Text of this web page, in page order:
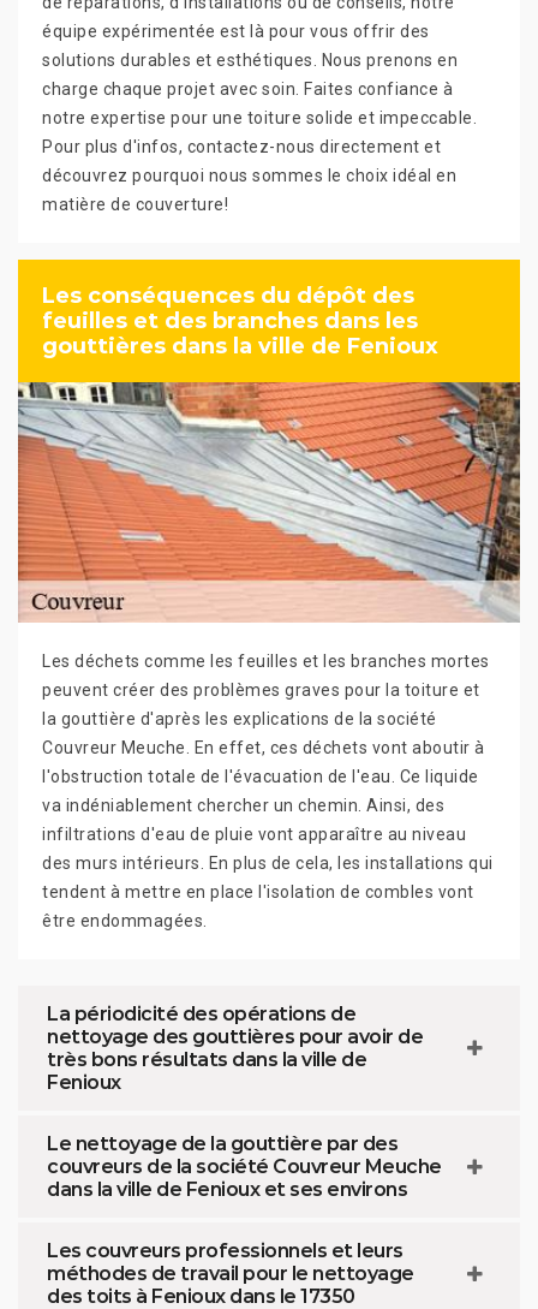
équipe expérimentée est là pour vous offrir des
solutions durables et esthétiques. Nous prenons en
charge chaque projet avec soin. Faites confiance à
notre expertise pour une toiture solide et impeccable.
Pour plus d'infos, contactez-nous directement et
découvrez pourquoi nous sommes le choix idéal en
matière de couverture!
Les conséquences du dépôt des
feuilles et des branches dans les
gouttières dans la ville de Fenioux
Les déchets comme les feuilles et les branches mortes
peuvent créer des problèmes graves pour la toiture et
la gouttière d'après les explications de la société
Couvreur Meuche. En effet, ces déchets vont aboutir à
l'obstruction totale de l'évacuation de l'eau. Ce liquide
va indéniablement chercher un chemin. Ainsi, des
infiltrations d'eau de pluie vont apparaître au niveau
des murs intérieurs. En plus de cela, les installations qui
tendent à mettre en place l'isolation de combles vont
être endommagées.
La périodicité des opérations de
nettoyage des gouttières pour avoir de
très bons résultats dans la ville de
Fenioux
Le nettoyage de la gouttière par des
couvreurs de la société Couvreur Meuche
dans la ville de Fenioux et ses environs
Les couvreurs professionnels et leurs
méthodes de travail pour le nettoyage
des toits à Fenioux dans le 17350